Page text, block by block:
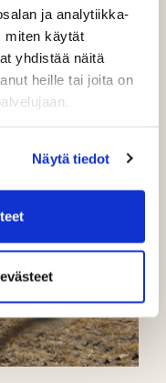
ja analytiikka-
miten käytät
yhdistää näitä
heille tai joita on
Näytä tiedot